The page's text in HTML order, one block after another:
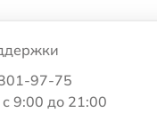
97-75
9:00 до 21:00